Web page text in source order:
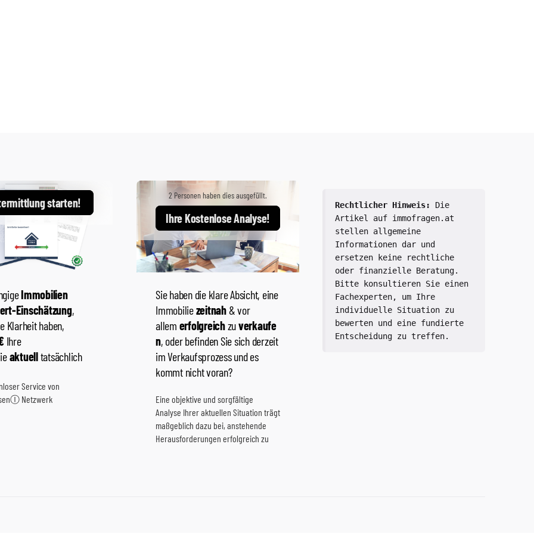
Rechtlicher Hinweis:
Die
Artikel auf immofragen.at
stellen allgemeine
Informationen dar und
ersetzen keine rechtliche
oder finanzielle Beratung.
Bitte konsultieren Sie einen
Fachexperten, um Ihre
individuelle Situation zu
bewerten und eine fundierte
Entscheidung zu treffen.